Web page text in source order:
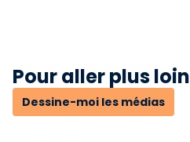
Pour aller plus loin
Dessine-moi les médias